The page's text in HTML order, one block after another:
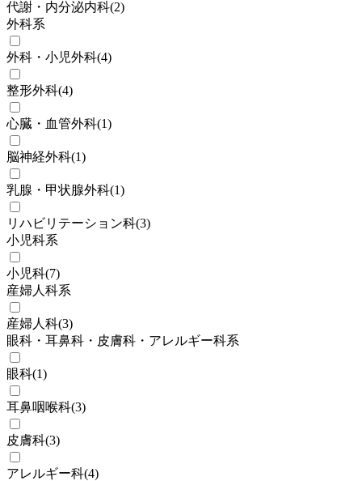
代謝・内分泌内科(2)
外科系
外科・小児外科(4)
整形外科(4)
心臓・血管外科(1)
脳神経外科(1)
乳腺・甲状腺外科(1)
リハビリテーション科(3)
小児科系
小児科(7)
産婦人科系
産婦人科(3)
眼科・耳鼻科・皮膚科・アレルギー科系
眼科(1)
耳鼻咽喉科(3)
皮膚科(3)
アレルギー科(4)